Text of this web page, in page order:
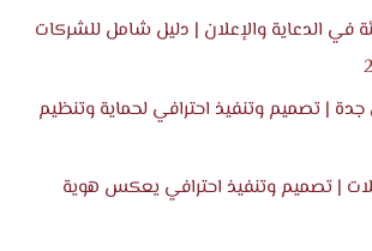
في الدعاية والإعلان | دليل شامل للشركات
| تصميم وتنفيذ احترافي لحماية وتنظيم
| تصميم وتنفيذ احترافي يعكس هوية